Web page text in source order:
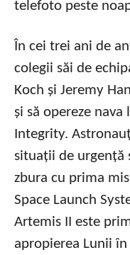
telefoto peste
În cei trei ani de
colegii săi de
Koch și Jeremy
și să opereze
Integrity.
situații de urgență
zbura cu prima
Space Launch
Artemis II este
apropierea Lunii